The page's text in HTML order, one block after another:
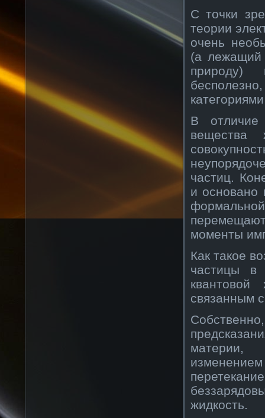
С точки
теории
очень
(а лежащий
природу)
В отличие
вещества
частиц.
и основано
моменты
Как такое
частицы в
связанным
материи,
жидкость.